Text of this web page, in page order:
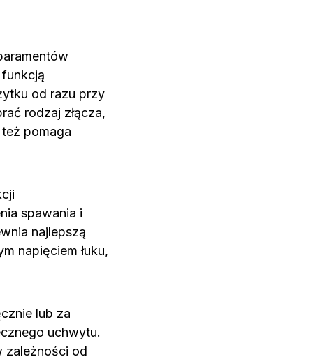
od razu przy
rodzaj złącza,
pomaga
spawania i
najlepszą
napięciem łuku,
lub za
uchwytu.
zależności od